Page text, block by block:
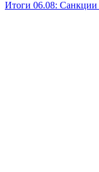
Итоги 06.08: